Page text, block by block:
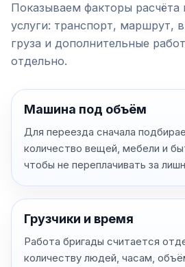
Показываем факторы расчёта
услуги: транспорт, маршрут,
груза и дополнительные
отдельно.
Машина под объём
Для переезда сначала
количество вещей, мебели и
чтобы не переплачивать за
Грузчики и время
Работа бригады считается
количеству людей, часам,